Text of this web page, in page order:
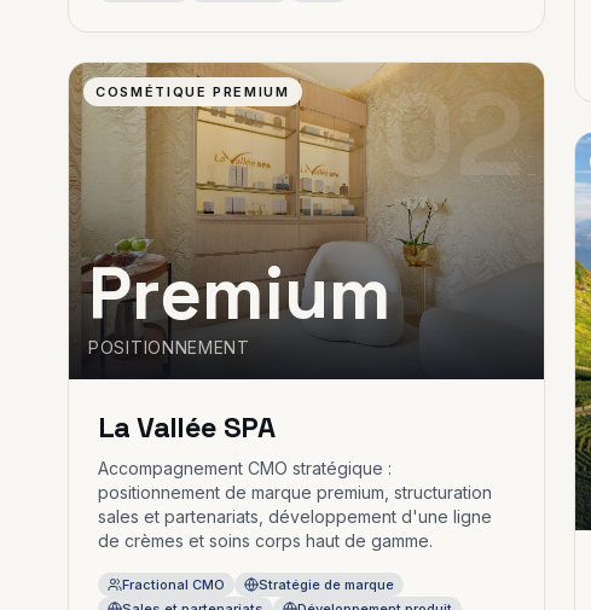
02
COSMÉTIQUE PREMIUM
Premium
POSITIONNEMENT
La Vallée SPA
Accompagnement CMO stratégique :
positionnement de marque premium, structuration
sales et partenariats, développement d'une ligne
de crèmes et soins corps haut de gamme.
Fractional CMO
Stratégie de marque